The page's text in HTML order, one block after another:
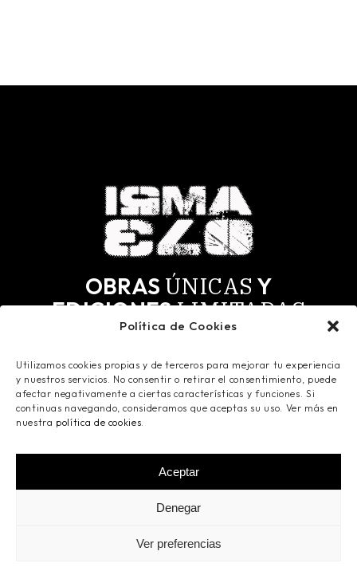
Política de Cookies
Utilizamos cookies propias y de terceros para mejorar tu experiencia
y nuestros servicios. No consentir o retirar el consentimiento, puede
afectar negativamente a ciertas características y funciones. Si
continuas navegando, consideramos que aceptas su uso. Ver más en
nuestra política de cookies.
Aceptar
Denegar
Ver preferencias
OBRAS ÚNICAS Y
EDICIONESLIMITADAS
PARA LOSMÁSSELECTOS.
Todas las obras tienen derechos de autor y todos
los derechos reservados. Registradas en Safe
Creative.
Ismaelo Art- Todos los derechos
Política de Cookies